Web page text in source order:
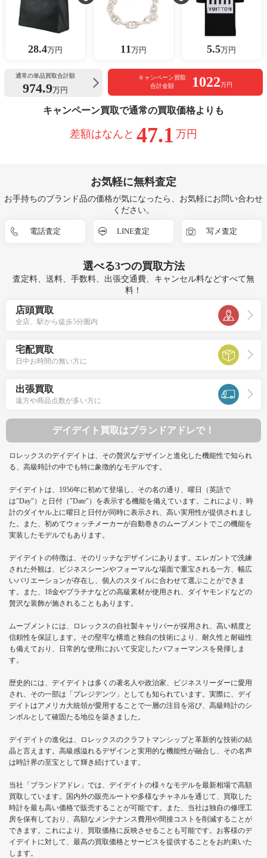
28.4万円 11万円 5.5万円
通常の単品買取合計額
974.9万円
キャンペーン買取
合計金額
1022万円
キャンペーン買取で通常の買取価格よりも
差額はなんと 47.1 万円
お気軽に無料査定
お手持ちのブランド品の価格が気になったら、お気軽にお問い合わせ
ください。
電話査定 LINE査定 写メ査定
選べる3つの買取方法
査定料、送料、手数料、出張交通費、キャンセル料などすべて無
料！
店頭買取
全店、駅から徒歩5分圏内
宅配買取
日中お時間の無い方に
出張買取
遠方や商品点数が多い方に
デイデイト買取はブランドアドレで！
ロレックスのデイデイトは、その贅沢なデザインと進化した機能性で知られ
る、高級時計の中でも特に象徴的なモデルです。
デイデイトは、1956年に初めて登場し、その名の通り、曜日（英語で
は"Day"）と日付（"Date"）を表示する機能を備えています。これにより、時
計のダイヤル上に曜日と日付が同時に表示され、高い実用性が提供されまし
た。また、初めてウォッチメーカーが自動巻きのムーブメントでこの機能を
実装したモデルでもあります。
デイデイトの特徴は、そのリッチなデザインにあります。エレガントで洗練
された外観は、ビジネスシーンやフォーマルな場面で重宝される一方、幅広
いバリエーションが存在し、個人のスタイルに合わせて選ぶことができま
す。また、18金やプラチナなどの高級素材が使用され、ダイヤモンドなどの
贅沢な装飾が施されることもあります。
ムーブメントには、ロレックスの自社製キャリバーが採用され、高い精度と
信頼性を保証します。その堅牢な構造と独自の技術により、耐久性と耐磁性
も備えており、日常的な使用において安定したパフォーマンスを発揮しま
す。
歴史的には、デイデイトは多くの著名人や政治家、ビジネスリーダーに愛用
され、その一部は「プレジデンツ」としても知られています。実際に、デイ
デイトはアメリカ大統領が愛用することで一層の注目を浴び、高級時計のシ
ンボルとして確固たる地位を築きました。
デイデイトの進化は、ロレックスのクラフトマンシップと革新的な技術の結
晶と言えます。高級感溢れるデザインと実用的な機能性が融合し、その名声
は時計界の至宝として輝き続けています。
当社「ブランドアドレ」では、デイデイトの様々なモデルを最新相場で高額
買取しています。国内外の販売ルートや多様なチャネルを通じて、買取した
時計を最も高い価格で販売することが可能です。また、当社は独自の修理工
房を保有しており、高額なメンテナンス費用や間接コストを削減することが
できます。これにより、買取価格に反映させることも可能です。お客様のデ
イデイトに対して、最高の買取価格とサービスを提供することをお約束いた
します。